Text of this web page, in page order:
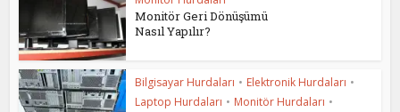
Monitör Geri Dönüşümü
Nasıl Yapılır?
Bilgisayar Hurdaları • Elektronik Hurdaları •
Laptop Hurdaları • Monitör Hurdaları •